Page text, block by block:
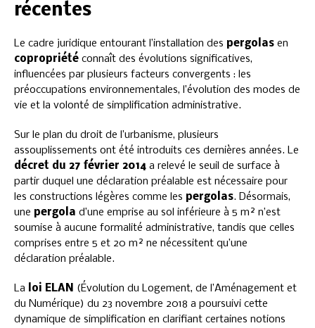
récentes
Le cadre juridique entourant l’installation des pergolas en
copropriété connaît des évolutions significatives,
influencées par plusieurs facteurs convergents : les
préoccupations environnementales, l’évolution des modes de
vie et la volonté de simplification administrative.
Sur le plan du droit de l’urbanisme, plusieurs
assouplissements ont été introduits ces dernières années. Le
décret du 27 février 2014 a relevé le seuil de surface à
partir duquel une déclaration préalable est nécessaire pour
les constructions légères comme les pergolas. Désormais,
une pergola d’une emprise au sol inférieure à 5 m² n’est
soumise à aucune formalité administrative, tandis que celles
comprises entre 5 et 20 m² ne nécessitent qu’une
déclaration préalable.
La loi ELAN (Évolution du Logement, de l’Aménagement et
du Numérique) du 23 novembre 2018 a poursuivi cette
dynamique de simplification en clarifiant certaines notions